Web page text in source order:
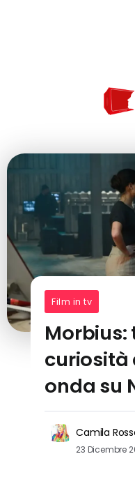
Film in tv
Morbius:
curiosità
onda su
Camila
23 Dicembre